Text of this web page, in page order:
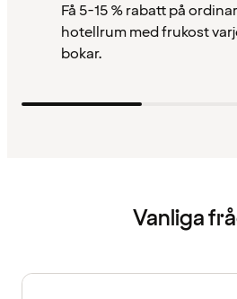
Få 5-15 % rabatt på
hotellrum med frukost
bokar.
Vanliga